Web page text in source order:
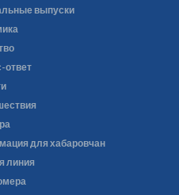
выпуски
ответ
для хабаровчан
линия